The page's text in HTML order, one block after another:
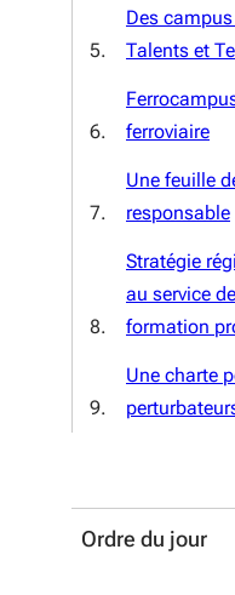
Des
Talents et
ferroviaire
Une feuille
responsable
Stratégie
au service
formation
Une charte
Ordre du jour